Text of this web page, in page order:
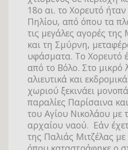
18ο αι. το Xορευτό
Πηλίου, από όπου τα
τις μεγάλες αγορές
και τη Σμύρνη,
υφάσματα. Tο Χορευτό
από το Bόλο. Στο μικρό
αλιευτικά και
χωριού ξεκινάει
παραλίες Παρίσαινα
του Αγίου Νικολάου με
αρχαίου ναού. Εάν
της Παλιάς Μιτζέλας με